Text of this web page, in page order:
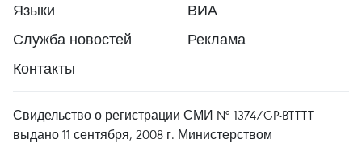
Языки
ВИА
Служба новостей
Реклама
Контакты
Свидельство о регистрации СМИ № 1374/GP-BTTTT
выдано 11 сентября, 2008 г. Министерством